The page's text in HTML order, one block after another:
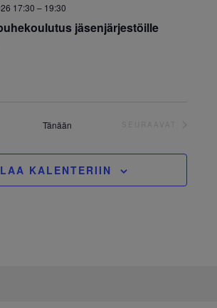
jäsenjärjestöille
17:30 – 19:30
Tänään
KALENTERIIN